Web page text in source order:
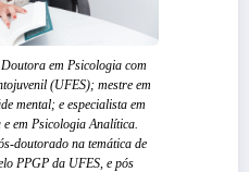
em Psicologia com
(UFES); mestre em
mental; e especialista em
em Psicologia Analítica.
doutorado na temática de
PPGP da UFES, e pós